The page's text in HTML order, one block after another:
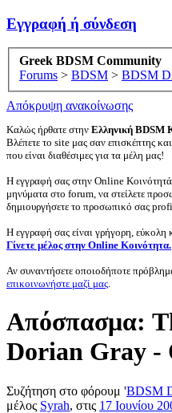
Εγγραφή ή σύνδεση
Greek BDSM Community
Forums > BDSM > BDSM
Απόκρυψη ανακοίνωσης
Καλώς ήρθατε στην Ελληνική BDSM
Βλέπετε το site μας σαν επισκέπτης
που είναι διαθέσιμες για τα μέλη μας!
Η εγγραφή σας στην Online Κοινότητά
μηνύματα στο forum, να στείλετε
δημιουργήσετε το προσωπικό σας
Η εγγραφή σας είναι γρήγορη, εύκολη
Γίνετε μέλος στην Online Κοινότητα.
Αν συναντήσετε οποιοδήποτε
επικοινωνήστε μαζί μας.
Απόσπασμα:
Dorian Gray -
Συζήτηση στο φόρουμ 'BDSM
μέλος Syrah, στις 17 Ιουνίου